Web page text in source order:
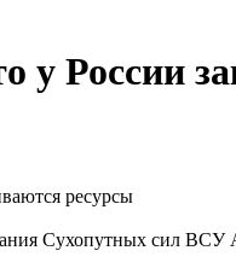
у России
Сухопутных сил ВСУ